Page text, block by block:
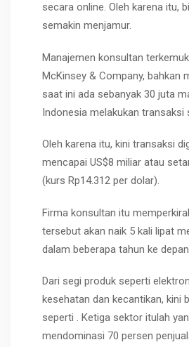
secara online. Oleh karena itu,
semakin menjamur.
Manajemen konsultan
McKinsey & Company, bahkan
saat ini ada sebanyak 30 juta
Indonesia melakukan transaksi
Oleh karena itu, kini transaksi
mencapai US$8 miliar atau
(kurs Rp14.312 per dolar).
Firma konsultan itu
tersebut akan naik 5 kali lipat
dalam beberapa tahun ke
Dari segi produk seperti
kesehatan dan kecantikan, kini
seperti . Ketiga sektor itulah
mendominasi 70 persen